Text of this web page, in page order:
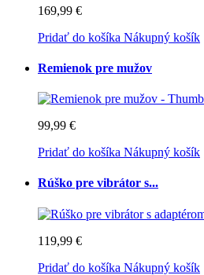
169,99 €
Pridať do košíka Nákupný košík
Remienok pre mužov
99,99 €
Pridať do košíka Nákupný košík
Rúško pre vibrátor s...
119,99 €
Pridať do košíka Nákupný košík